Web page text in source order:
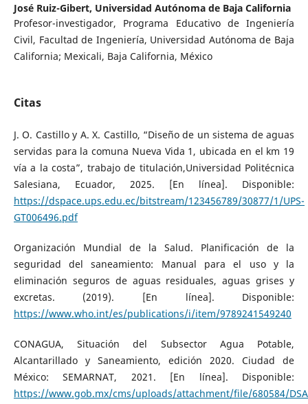
José Ruiz-Gibert, Universidad Autónoma de Baja California
Profesor-investigador, Programa Educativo de Ingeniería
Civil, Facultad de Ingeniería, Universidad Autónoma de Baja
California; Mexicali, Baja California, México
Citas
J. O. Castillo y A. X. Castillo, “Diseño de un sistema de aguas
servidas para la comuna Nueva Vida 1, ubicada en el km 19
vía a la costa”, trabajo de titulación,Universidad Politécnica
Salesiana, Ecuador, 2025. [En línea]. Disponible:
https://dspace.ups.edu.ec/bitstream/123456789/30877/1/UPS-
GT006496.pdf
Organización Mundial de la Salud. Planificación de la
seguridad del saneamiento: Manual para el uso y la
eliminación seguros de aguas residuales, aguas grises y
excretas. (2019). [En línea]. Disponible:
https://www.who.int/es/publications/i/item/9789241549240
CONAGUA, Situación del Subsector Agua Potable,
Alcantarillado y Saneamiento, edición 2020. Ciudad de
México: SEMARNAT, 2021. [En línea]. Disponible:
https://www.gob.mx/cms/uploads/attachment/file/680584/